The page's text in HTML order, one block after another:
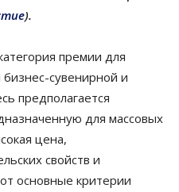
).
премии для
бизнес-сувенирной и
предполагается
для массовых
цена,
свойств и
основные критерии